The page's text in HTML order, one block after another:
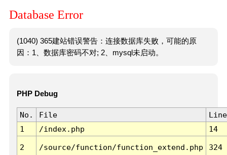
Database Error
(1040) 365建站错误警告：连接数据库失败，可能的原
因：1、数据库密码不对; 2、mysql未启动。
PHP Debug
No. File
Line
1
/index.php 14
2 /source/function/function_extend.php 324